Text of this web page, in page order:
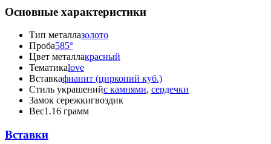
Основные характеристики
Тип металлазолото
Проба585°
Цвет металлакрасный
Тематикаlove
Вставкафианит (цирконий куб.)
Стиль украшенийс камнями, сердечки
Замок сережкигвоздик
Вес1.16 грамм
Вставки